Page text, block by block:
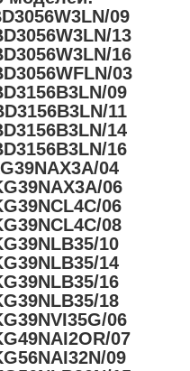
09
13
16
03
09
11
14
16
04
06
06
08
10
14
16
18
06
07
09